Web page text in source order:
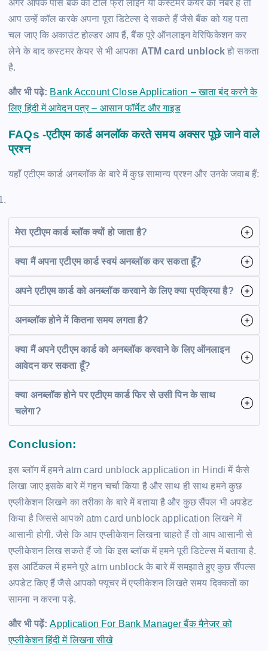
अगर आपके पास बैंक का टोल फ्री लाइन या कस्टमर केयर का नंबर है तो
आप उन्हें कॉल करके अपना पूरा डिटेल्स दे सकते हैं जैसे बैंक को यह पता
चल जाए कि अकाउंट होल्डर आप हैं, बैंक पूरे ऑनलाइन वेरिफिकेशन कर
लेने के बाद कस्टमर केयर से भी आपका ATM card unblock हो सकता
है.
और भी पढ़े: Bank Account Close Application – खाता बंद करने के
लिए हिंदी में आवेदन पत्र – आसान फॉर्मेट और गाइड
FAQs -एटीएम कार्ड अनलॉक करते समय अक्सर पूछे जाने वाले
प्रश्न
यहाँ एटीएम कार्ड अनब्लॉक के बारे में कुछ सामान्य प्रश्न और उनके जवाब हैं:
मेरा एटीएम कार्ड ब्लॉक क्यों हो जाता है?
क्या मैं अपना एटीएम कार्ड स्वयं अनब्लॉक कर सकता हूँ?
अपने एटीएम कार्ड को अनब्लॉक करवाने के लिए क्या प्रक्रिया है?
अनब्लॉक होने में कितना समय लगता है?
क्या मैं अपने एटीएम कार्ड को अनब्लॉक करवाने के लिए ऑनलाइन
आवेदन कर सकता हूँ?
क्या अनब्लॉक होने पर एटीएम कार्ड फिर से उसी पिन के साथ
चलेगा?
Conclusion:
इस ब्लॉग में हमने atm card unblock application in Hindi में कैसे
लिखा जाए इसके बारे में गहन चर्चा किया है और साथ ही साथ हमने कुछ
एप्लीकेशन लिखने का तरीका के बारे में बताया है और कुछ सैंपल भी अपडेट
किया है जिससे आपको atm card unblock application लिखने में
आसानी होगी. जैसे कि आप एप्लीकेशन लिखना चाहते हैं तो आप आसानी से
एप्लीकेशन लिख सकते हैं जो कि इस ब्लॉक में हमने पूरी डिटेल्स में बताया है.
इस आर्टिकल में हमने पूरे atm unblock के बारे में समझाते हुए कुछ सैंपल्स
अपडेट किए हैं जैसे आपको फ्यूचर में एप्लीकेशन लिखते समय दिक्कतों का
सामना न करना पड़े.
और भी पढ़ें:Application For Bank Manager बैंक मैनेजर को
एप्लीकेशन हिंदी में लिखना सीखे